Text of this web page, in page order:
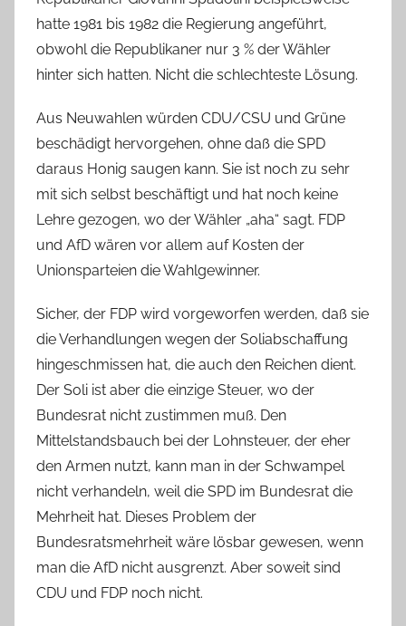
hatte 1981 bis 1982 die Regierung angeführt,
obwohl die Republikaner nur 3 % der Wähler
hinter sich hatten. Nicht die schlechteste Lösung.
Aus Neuwahlen würden CDU/CSU und Grüne
beschädigt hervorgehen, ohne daß die SPD
daraus Honig saugen kann. Sie ist noch zu sehr
mit sich selbst beschäftigt und hat noch keine
Lehre gezogen, wo der Wähler „aha“ sagt. FDP
und AfD wären vor allem auf Kosten der
Unionsparteien die Wahlgewinner.
Sicher, der FDP wird vorgeworfen werden, daß sie
die Verhandlungen wegen der Soliabschaffung
hingeschmissen hat, die auch den Reichen dient.
Der Soli ist aber die einzige Steuer, wo der
Bundesrat nicht zustimmen muß. Den
Mittelstandsbauch bei der Lohnsteuer, der eher
den Armen nutzt, kann man in der Schwampel
nicht verhandeln, weil die SPD im Bundesrat die
Mehrheit hat. Dieses Problem der
Bundesratsmehrheit wäre lösbar gewesen, wenn
man die AfD nicht ausgrenzt. Aber soweit sind
CDU und FDP noch nicht.